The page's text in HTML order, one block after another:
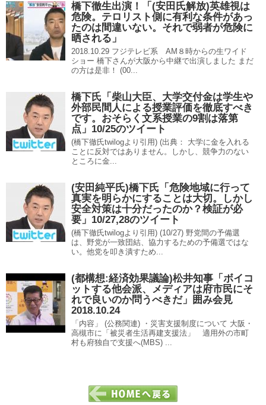
橋下徹生出演！「(安田氏解放)英雄視は
危険。テロリスト側に有利な条件があっ
たのは間違いない。それで弱者が危険に
晒される」
2018.10.29 フジテレビ系 AM８時からの生ワイド
ショー 橋下さんが大阪から中継で出演しました まだ
の方は是非！ (00...
橋下氏「柴山大臣、大学交付金は学生や
外部民間人による授業評価を徹底すべき
です。おそらく文系授業の9割は落第
点」10/25のツイート
(橋下徹氏twilogより引用) (出典： 大学に金を入れる
ことに反対ではありません。しかし、競争力のない
ところに金...
(安田純平氏)橋下氏「危険地域に行って
真実を明らかにすることは大切。しかし
安全対策は十分だったのか？検証が必
要」10/27,28のツイート
(橋下徹氏twilogより引用) (10/27) 野党間の予備選
は、野党が一致団結、協力するための予備選ではな
い。他党を叩き潰すため...
(都構想:経済効果議論)松井知事「ボイコ
ットする他会派、メディアは府市民にそ
れで良いのか問うべきだ」囲み会見
2018.10.24
「内容」 (公務関連) ・災害支援制度について 大阪・
高槻市に「被災者生活再建支援法」 適用外の市町
村も府独自で支援へ(MBS) ...